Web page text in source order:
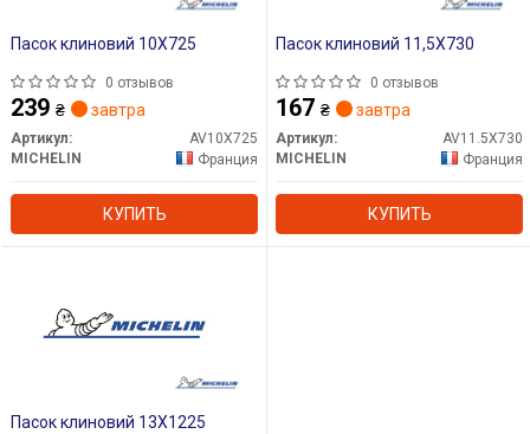
Пасок клиновий 10X725
0 отзывов
239 ₴ завтра
Артикул:
AV10X725
MICHELIN
Франция
КУПИТЬ
Пасок клиновий 11,5X730
0 отзывов
167 ₴ завтра
Артикул:
AV11.5X730
MICHELIN
Франция
КУПИТЬ
Пасок клиновий 13X1225